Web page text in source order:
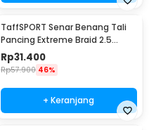
TaffSPORT Senar Benang Tali
Pancing Extreme Braid 2.5
300M - FM-PEL
Rp31.400
Rp57.900 46%
+ Keranjang